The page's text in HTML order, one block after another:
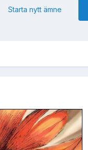
Starta nytt ämne